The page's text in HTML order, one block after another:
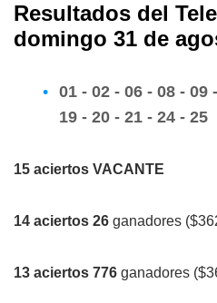
Resultados del
domingo 31 de
01 - 02 - 06 - 08 - 09
19 - 20 - 21 - 24 - 25
15 aciertos VACANTE
14 aciertos 26 ganadores
13 aciertos 776 ganadores